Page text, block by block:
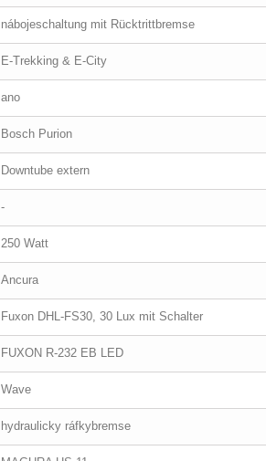
nábojeschaltung mit Rücktrittbremse
E-Trekking & E-City
ano
Bosch Purion
Downtube extern
-
250 Watt
Ancura
Fuxon DHL-FS30, 30 Lux mit Schalter
FUXON R-232 EB LED
Wave
hydraulicky ráfkybremse